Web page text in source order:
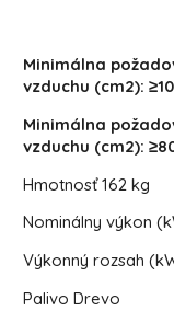
Minimálna
vzduchu (cm2):
Minimálna
vzduchu (cm2):
Hmotnosť162 kg
Nominálny výkon
Výkonný rozsah
Palivo Drevo